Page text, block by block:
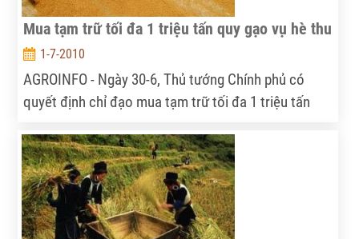
Mua tạm trữ tối đa 1 triệu tấn quy gạo vụ hè thu
1-7-2010
AGROINFO - Ngày 30-6, Thủ tướng Chính phủ có
quyết định chỉ đạo mua tạm trữ tối đa 1 triệu tấn
trong 2 tháng, tính từ ngày 15-7 đến 15-9-2010.